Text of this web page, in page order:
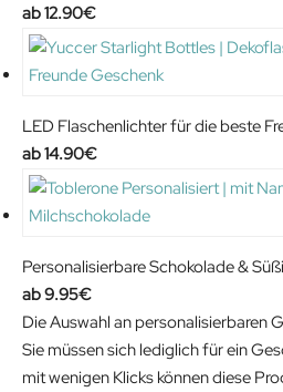
12.90€
LED Flaschenlichter für die beste
14.90€
Personalisierbare Schokolade &
9.95€
Die Auswahl an personalisierbaren
Sie müssen sich lediglich für ein
mit wenigen Klicks können diese